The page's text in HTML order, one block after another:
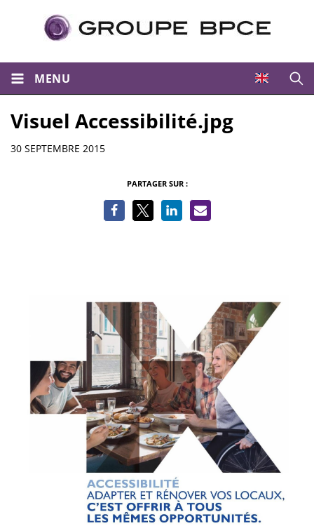
MENU
Visuel Accessibilité.jpg
Informations
30 SEPTEMBRE 2015
PARTAGER SUR :